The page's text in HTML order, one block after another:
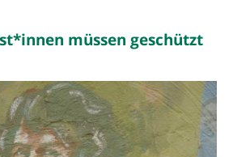
müssen geschützt